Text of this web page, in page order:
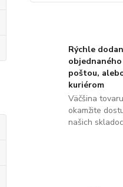
Rýchle
poštou,
kuriérom
Väčšina
okamžite
našich